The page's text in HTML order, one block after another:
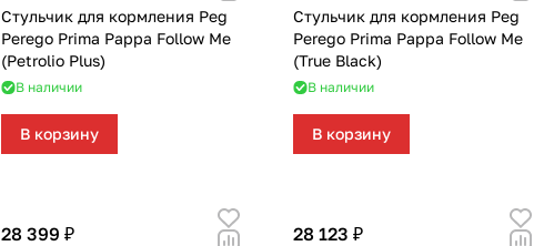
Стульчик для кормления Peg
Perego Prima Pappa Follow Me
(Petrolio Plus)
В наличии
В корзину
Стульчик для кормления Peg
Perego Prima Pappa Follow Me
(True Black)
В наличии
В корзину
28 399 ₽ 28 123 ₽
36
111
38